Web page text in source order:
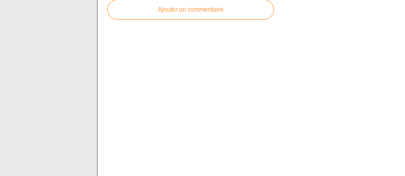
Ajouter un commentaire